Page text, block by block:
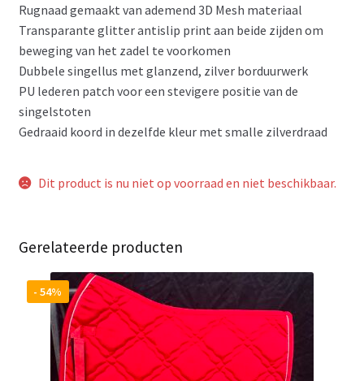
Rugnaad gemaakt van ademend 3D Mesh materiaal
Transparante glitter antislip print aan beide zijden om
beweging van het zadel te voorkomen
Dubbele singellus met glanzend, zilver borduurwerk
PU lederen patch voor een stevigere positie van de
singelstoten
Gedraaid koord in dezelfde kleur met smalle zilverdraad
Dit product is nu niet op voorraad en niet beschikbaar.
Gerelateerde producten
- 54%